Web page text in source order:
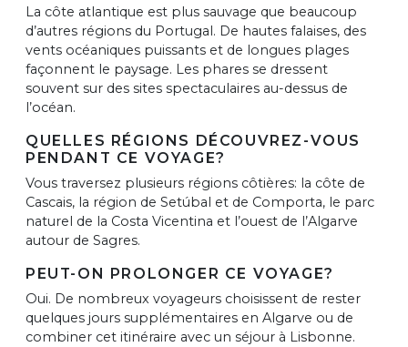
La côte atlantique est plus sauvage que beaucoup
d’autres régions du Portugal. De hautes falaises, des
vents océaniques puissants et de longues plages
façonnent le paysage. Les phares se dressent
souvent sur des sites spectaculaires au-dessus de
l’océan.
QUELLES RÉGIONS DÉCOUVREZ-VOUS
PENDANT CE VOYAGE?
Vous traversez plusieurs régions côtières: la côte de
Cascais, la région de Setúbal et de Comporta, le parc
naturel de la Costa Vicentina et l’ouest de l’Algarve
autour de Sagres.
PEUT-ON PROLONGER CE VOYAGE?
Oui. De nombreux voyageurs choisissent de rester
quelques jours supplémentaires en Algarve ou de
combiner cet itinéraire avec un séjour à Lisbonne.